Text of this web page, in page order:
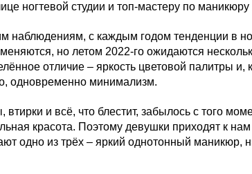
ногтевой студии и топ-мастеру по маникюру
наблюдениям, с каждым годом тенденции в
но летом 2022-го ожидаются
отличие – яркость цветовой палитры и,
одновременно минимализм.
втирки и всё, что блестит, забылось с того
красота. Поэтому девушки приходят к
одно из трёх – яркий однотонный маникюр,